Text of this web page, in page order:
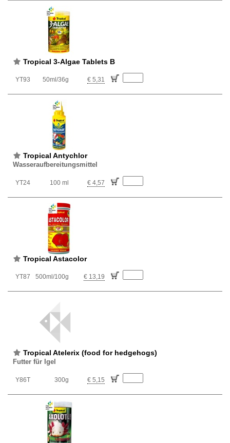
Tropical 3-Algae Tablets B
YT93 50ml/36g € 5,31
Tropical Antychlor
Wasseraufbereitungsmittel
YT24 100 ml € 4,57
Tropical Astacolor
YT87 500ml/100g € 13,19
Tropical Atelerix (food for hedgehogs)
Futter für Igel
Y86T 300g € 5,15